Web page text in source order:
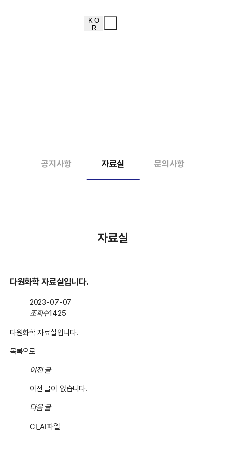
K O
R
공지사항 자료실 문의사항
자료실
다원화학 자료실입니다.
2023-07-07
조회수1425
다원화학 자료실입니다.
목록으로
이전 글
이전 글이 없습니다.
다음 글
CI_AI파일